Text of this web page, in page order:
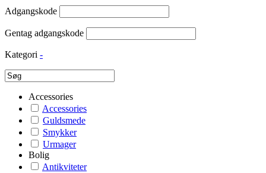
Adgangskode
Gentag adgangskode
Kategori -
Accessories
Accessories
Guldsmede
Smykker
Urmager
Bolig
Antikviteter